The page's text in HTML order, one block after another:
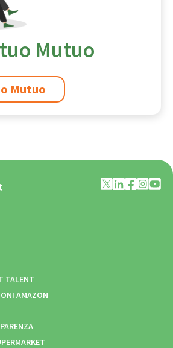
Mutuo
Mutuo
TALENT
AMAZON